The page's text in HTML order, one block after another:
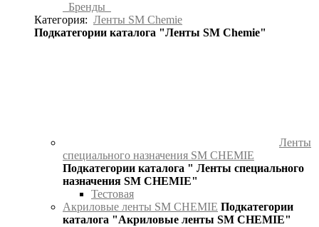
Бренды
Категория: Ленты SM Chemie
Подкатегории каталога "Ленты SM Chemie"
Ленты
специального назначения SM CHEMIE
Подкатегории каталога " Ленты специального
назначения SM CHEMIE"
Тестовая
Акриловые ленты SM CHEMIE Подкатегории
каталога "Акриловые ленты SM CHEMIE"